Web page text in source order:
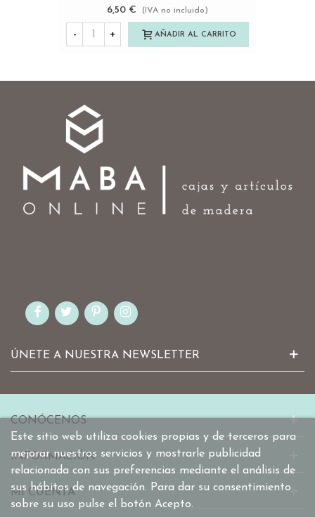
6,50 €
(IVA no incluido)
- + AÑADIR AL CARRITO
ÚNETE A NUESTRA NEWSLETTER
Este sitio web utiliza cookies propias y de terceros para
mejorar nuestros servicios y mostrarle publicidad
relacionada con sus preferencias mediante el análisis de
sus hábitos de navegación. Para dar su consentimiento
sobre su uso pulse el botón Acepto.
CONÓCENOS
INFORMACIÓN
MI CUENTA